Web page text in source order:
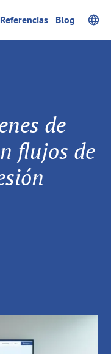
Referencias Blog
de
flujos de